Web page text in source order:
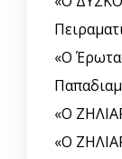
«Ο
«Ο
«Ο